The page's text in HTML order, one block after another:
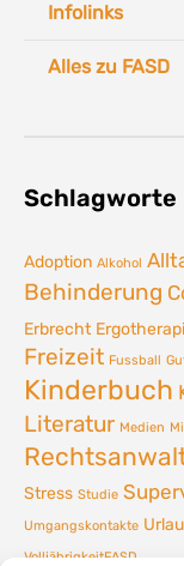
Infolinks
Alles zu FASD
Schlagworte
Adoption Alkohol
Behinderung
Erbrecht
Freizeit Fussball
Kinderbuch
Literatur Medien
Stress Studie
Umgangskontakte
VolljährigkeitFASD